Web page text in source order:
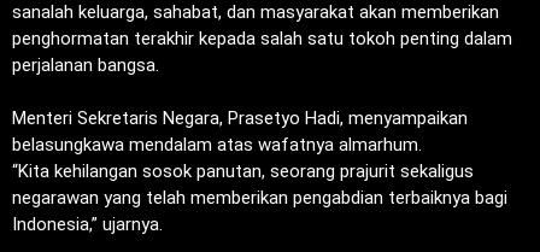
sanalah keluarga, sahabat, dan masyarakat akan memberikan
penghormatan terakhir kepada salah satu tokoh penting dalam
perjalanan bangsa.
‎Menteri Sekretaris Negara, Prasetyo Hadi, menyampaikan
belasungkawa mendalam atas wafatnya almarhum.
‎“Kita kehilangan sosok panutan, seorang prajurit sekaligus
negarawan yang telah memberikan pengabdian terbaiknya bagi
Indonesia,” ujarnya.